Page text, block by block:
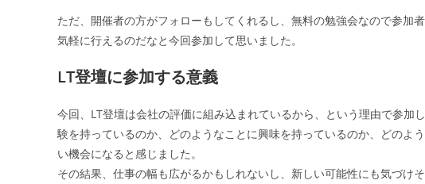
ただ、開催者の方がフォローもしてくれるし、無料の勉強会なので参加
気軽に行えるのだなと今回参加して思いました。
LT登壇に参加する意義
今回、LT登壇は会社の評価に組み込まれているから、という理由で参加
験を持っているのか、どのようなことに興味を持っているのか、どのよ
い機会になると感じました。
その結果、仕事の幅も広がるかもしれないし、新しい可能性にも気づけそ